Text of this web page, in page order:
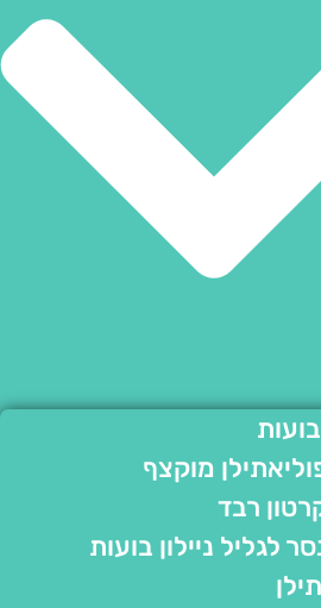
מוקצף
רבד
לגליל ניילון בועות